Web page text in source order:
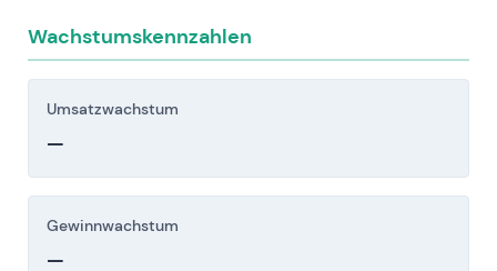
Wachstumskennzahlen
Umsatzwachstum
—
Gewinnwachstum
—